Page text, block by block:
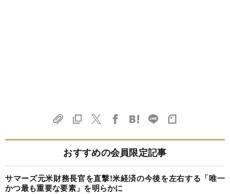
おすすめの会員限定記事
サマーズ元米財務長官を直撃!米経済の今後を左右する「唯一
かつ最も重要な要素」を明らかに